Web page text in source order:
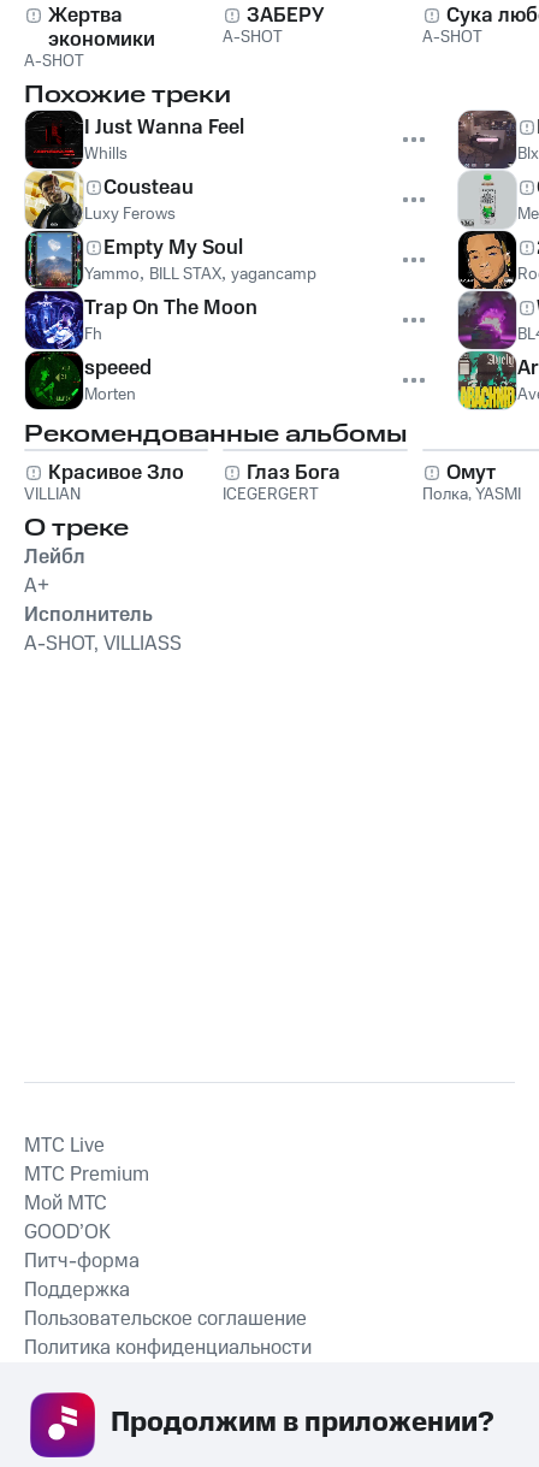
Жертва
экономики
A-SHOT
ЗАБЕРУ
A-SHOT
Сука
A-SHOT
Похожие треки
I Just Wanna Feel
Whills
Cousteau
Luxy Ferows
Empty My Soul
Yammo, BILL STAX, yagancamp
Trap On The Moon
Fh
speeed
Morten
Рекомендованные альбомы
Красивое Зло
VILLIAN
Глаз Бога
ICEGERGERT
Омут
Полка,YASMI
О треке
Лейбл
A+
Исполнитель
A-SHOT, VILLIASS
СКАЧАТЬ ПРИЛОЖЕНИЕ
MTС Live
MTС Premium
Мой МТС
GOOD’OK
Питч-форма
Поддержка
Пользовательское соглашение
Политика конфиденциальности